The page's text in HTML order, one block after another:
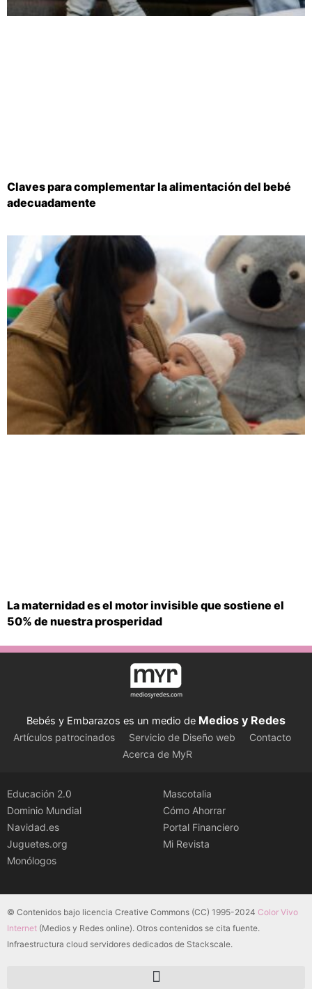
Claves para complementar la alimentación del bebé
adecuadamente
La maternidad es el motor invisible que sostiene el
50% de nuestra prosperidad
Bebés y Embarazos es un medio de Medios y Redes
Artículos patrocinados Servicio de Diseño web
Contacto
Acerca de MyR
Educación 2.0
Dominio Mundial
Navidad.es
Juguetes.org
Monólogos
Mascotalia
Cómo Ahorrar
Portal Financiero
Mi Revista
© Contenidos bajo licencia Creative Commons (CC) 1995-2024 Color Vivo
Internet (Medios y Redes online). Otros contenidos se cita fuente.
Infraestructura cloud servidores dedicados de Stackscale.